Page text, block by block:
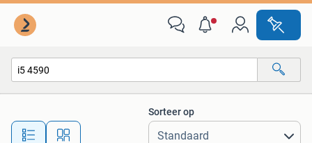
Alle afstanden…
Sorteer op